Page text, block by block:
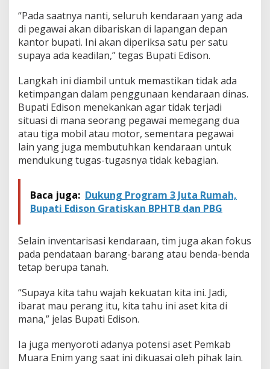
u
h
A
s
e
P
e
m
k
a
b
“Pada saatnya nanti, seluruh kendaraan yang ada
di pegawai akan dibariskan di lapangan depan
kantor bupati. Ini akan diperiksa satu per satu
supaya ada keadilan,” tegas Bupati Edison.
Langkah ini diambil untuk memastikan tidak ada
ketimpangan dalam penggunaan kendaraan dinas.
Bupati Edison menekankan agar tidak terjadi
situasi di mana seorang pegawai memegang dua
atau tiga mobil atau motor, sementara pegawai
lain yang juga membutuhkan kendaraan untuk
mendukung tugas-tugasnya tidak kebagian.
Baca juga: Dukung Program 3 Juta Rumah,
Bupati Edison Gratiskan BPHTB dan PBG
Selain inventarisasi kendaraan, tim juga akan fokus
pada pendataan barang-barang atau benda-benda
tetap berupa tanah.
“Supaya kita tahu wajah kekuatan kita ini. Jadi,
ibarat mau perang itu, kita tahu ini aset kita di
mana,” jelas Bupati Edison.
Ia juga menyoroti adanya potensi aset Pemkab
Muara Enim yang saat ini dikuasai oleh pihak lain.